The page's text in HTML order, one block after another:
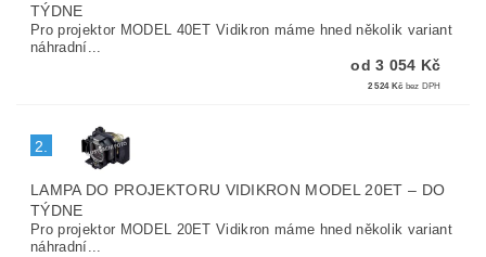
TÝDNE
Pro projektor MODEL 40ET Vidikron máme hned několik variant
náhradní...
od 3 054 Kč
2 524 Kč bez DPH
2.
LAMPA DO PROJEKTORU VIDIKRON MODEL 20ET – DO
TÝDNE
Pro projektor MODEL 20ET Vidikron máme hned několik variant
náhradní...